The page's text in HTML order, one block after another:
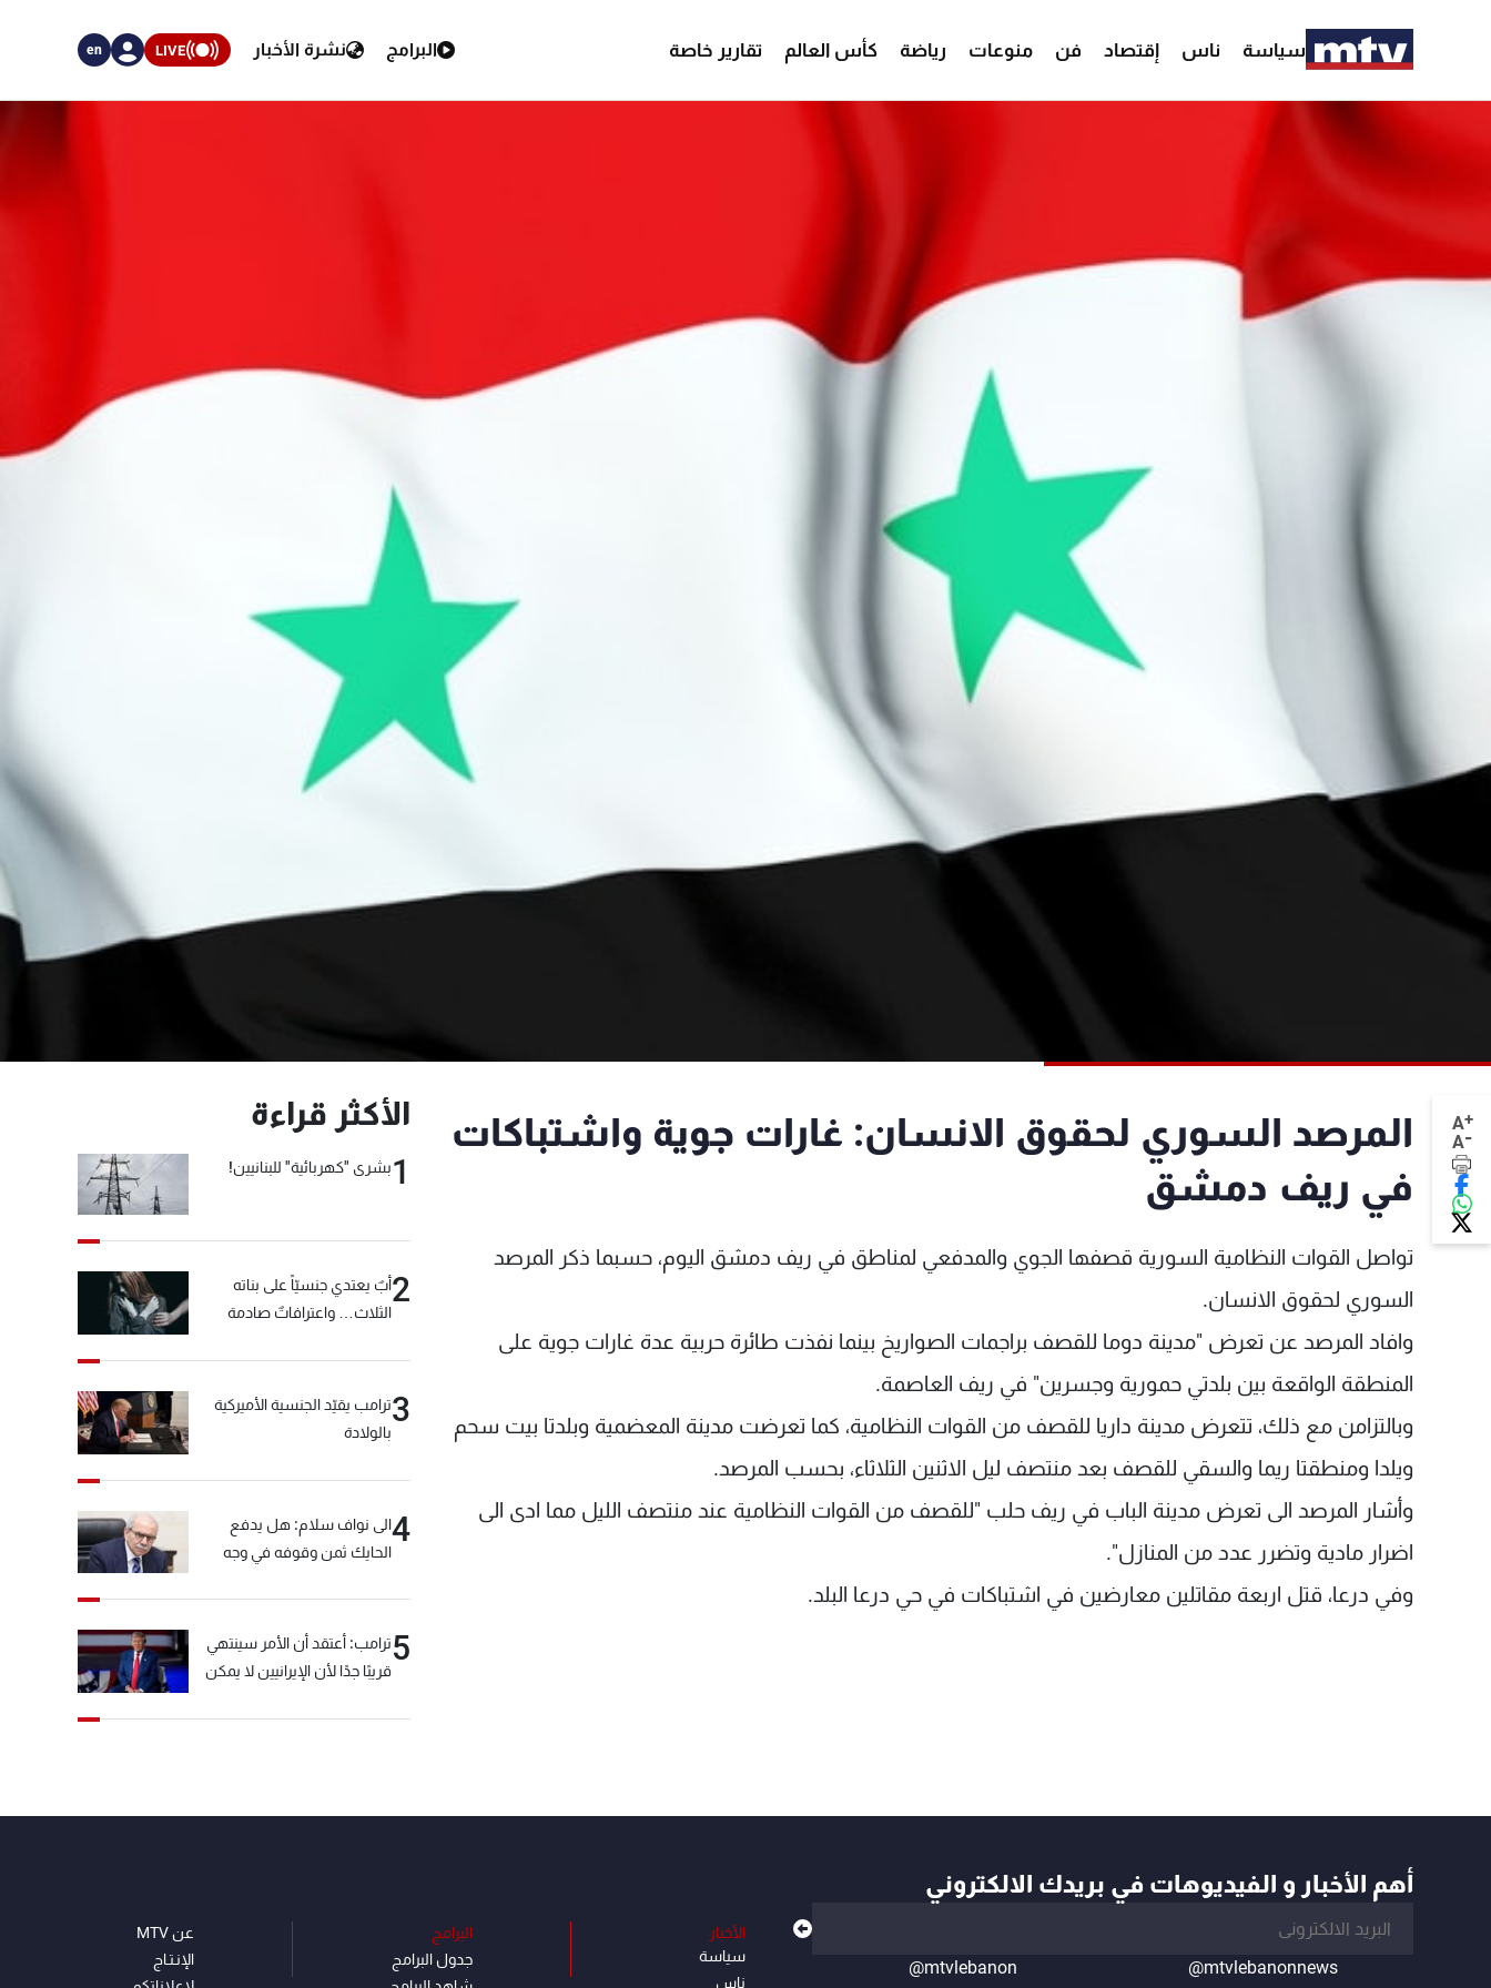
سياسة ناس إقتصاد فن منوعات رياضة كأس العالم تقارير خاصة البرامج نشرة الأخبار LIVE
en
A+
A-
المرصد السوري لحقوق الانسان: غارات جوية واشتباكات
في ريف دمشق
تواصل القوات النظامية السورية قصفها الجوي والمدفعي لمناطق في ريف دمشق اليوم، حسبما ذكر المرصد
السوري لحقوق الانسان.
وافاد المرصد عن تعرض "مدينة دوما للقصف براجمات الصواريخ بينما نفذت طائرة حربية عدة غارات جوية على
المنطقة الواقعة بين بلدتي حمورية وجسرين" في ريف العاصمة.
وبالتزامن مع ذلك، تتعرض مدينة داريا للقصف من القوات النظامية، كما تعرضت مدينة المعضمية وبلدتا بيت سحم
ويلدا ومنطقتا ريما والسقي للقصف بعد منتصف ليل الاثنين الثلاثاء، بحسب المرصد.
وأشار المرصد الى تعرض مدينة الباب في ريف حلب "للقصف من القوات النظامية عند منتصف الليل مما ادى الى
اضرار مادية وتضرر عدد من المنازل".
وفي درعا، قتل اربعة مقاتلين معارضين في اشتباكات في حي درعا البلد.
الأكثر قراءة
1بشرى "كهربائية" للبنانيين!
2أبٌ يعتدي جنسيّاً على بناته
الثلاث… واعترافاتٌ صادمة
3ترامب يقيّد الجنسية الأميركية
بالولادة
4الى نواف سلام: هل يدفع
الحايك ثمن وقوفه في وجه
5ترامب: أعتقد أن الأمر سينتهي
قريبًا جدًا لأن الإيرانيين لا يمكن
أهم الأخبار و الفيديوهات في بريدك الالكتروني
@mtvlebanonnews
@mtvlebanon
الأخبار
سياسة
ناس
البرامج
جدول البرامج
عن MTV
الإنـتـاج